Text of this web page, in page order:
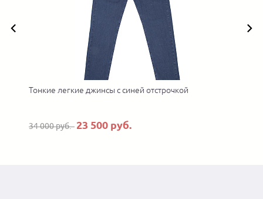
Тонкие легкие джинсы с синей отстрочкой
34 000 руб. 23 500 руб.